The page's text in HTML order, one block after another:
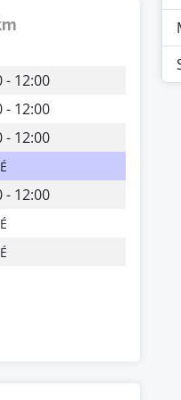
- 12:00
- 12:00
- 12:00
- 12:00